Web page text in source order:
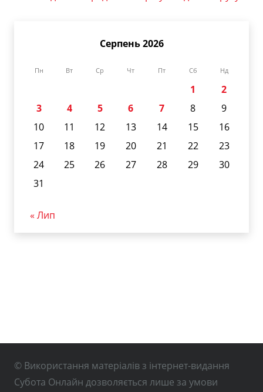
Серпень 2026
Пн Вт Ср Чт Пт Сб Нд
1
2
3
4 5 6 7 8
9
10
11 12 13 14 15
16
17
18 19 20 21 22
23
24
25 26 27 28 29
30
31
« Лип
© Використання матеріалів з інтернет-видання
Субота Онлайн дозволяється лише за умови